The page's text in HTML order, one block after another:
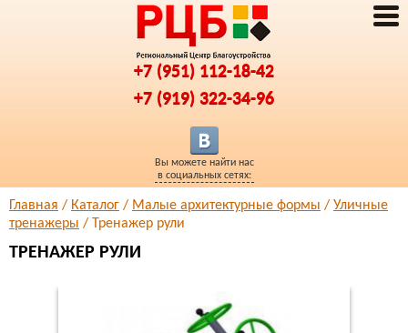
+7 (951) 112-18-42
+7 (919) 322-34-96
Вы можете найти нас
в социальных сетях:
Главная / Каталог / Малые архитектурные формы / Уличные
тренажеры / Тренажер рули
ТРЕНАЖЕР РУЛИ